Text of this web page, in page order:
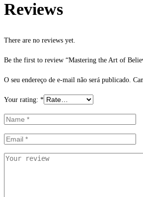
Reviews
There are no reviews yet.
Be the first to review “Mastering the Art of
O seu endereço de e-mail não será publicado.
Your rating: *